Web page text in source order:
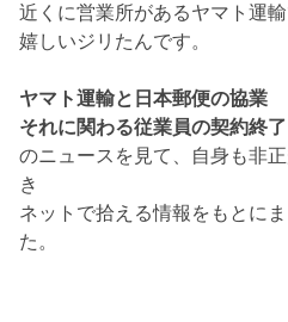
近くに営業所があるヤマト運
嬉しいジリたんです。
ヤマト運輸と日本郵便の協業
それに関わる従業員の契約終了
のニュースを見て、自身も非
き
ネットで拾える情報をもとに
た。